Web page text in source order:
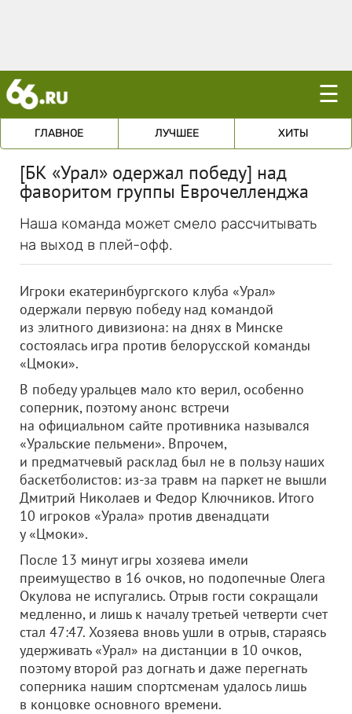
☰
ГЛАВНОЕ ЛУЧШЕЕ ХИТЫ
[БК «Урал» одержал победу] над
фаворитом группы Еврочелленджа
Наша команда может смело рассчитывать
на выход в плей-офф.
Игроки екатеринбургского клуба «Урал»
одержали первую победу над командой
из элитного дивизиона: на днях в Минске
состоялась игра против белорусской команды
«Цмоки».
В победу уральцев мало кто верил, особенно
соперник, поэтому анонс встречи
на официальном сайте противника назывался
«Уральские пельмени». Впрочем,
и предматчевый расклад был не в пользу наших
баскетболистов: из-за травм на паркет не вышли
Дмитрий Николаев и Федор Ключников. Итого
10 игроков «Урала» против двенадцати
у «Цмоки».
После 13 минут игры хозяева имели
преимущество в 16 очков, но подопечные Олега
Окулова не испугались. Отрыв гости сокращали
медленно, и лишь к началу третьей четверти счет
стал 47:47. Хозяева вновь ушли в отрыв, стараясь
удерживать «Урал» на дистанции в 10 очков,
поэтому второй раз догнать и даже перегнать
соперника нашим спортсменам удалось лишь
в концовке основного времени.